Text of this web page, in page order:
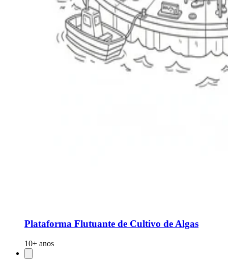
Plataforma Flutuante de Cultivo de Algas
10+ anos